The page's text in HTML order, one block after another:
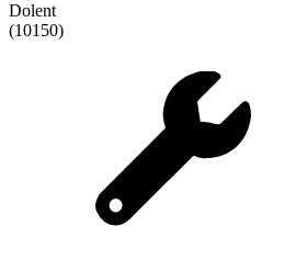
Dolent
(10150)